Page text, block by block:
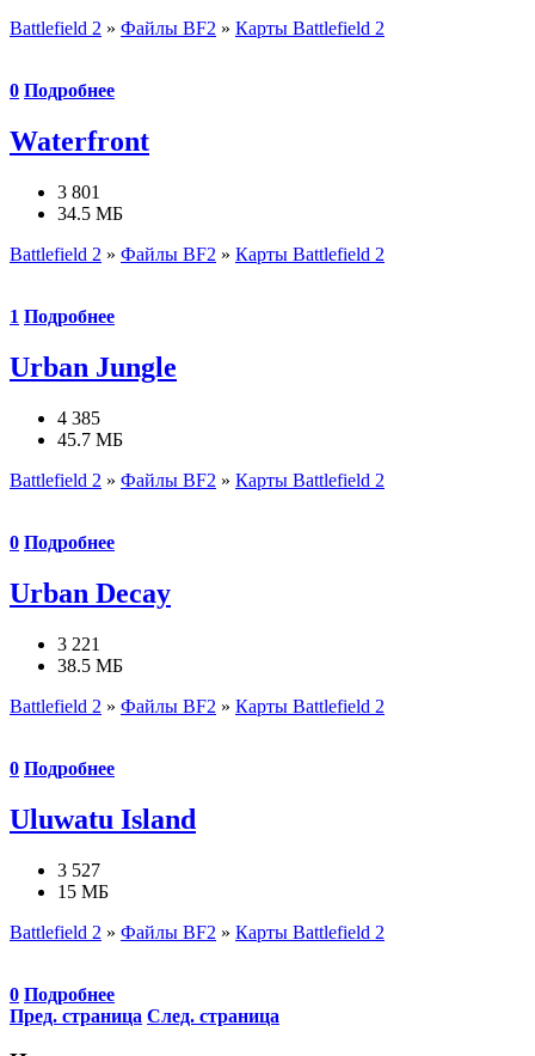
Battlefield 2 » Файлы BF2 » Карты Battlefield 2
0 Подробнее
Waterfront
3 801
34.5 МБ
Battlefield 2 » Файлы BF2 » Карты Battlefield 2
1 Подробнее
Urban Jungle
4 385
45.7 МБ
Battlefield 2 » Файлы BF2 » Карты Battlefield 2
0 Подробнее
Urban Decay
3 221
38.5 МБ
Battlefield 2 » Файлы BF2 » Карты Battlefield 2
0 Подробнее
Uluwatu Island
3 527
15 МБ
Battlefield 2 » Файлы BF2 » Карты Battlefield 2
0 Подробнее
Пред. страница След. страница